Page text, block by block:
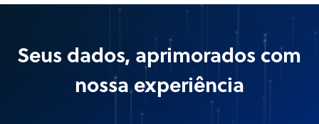
Seus dados, aprimorados com
nossa experiência